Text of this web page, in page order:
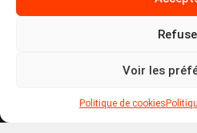
Voir les
Politique de cookies
Politique de cookies